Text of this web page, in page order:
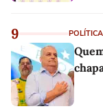
9 POLÍTICA